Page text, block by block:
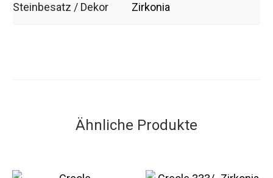
Steinbesatz / Dekor Zirkonia
Ähnliche Produkte